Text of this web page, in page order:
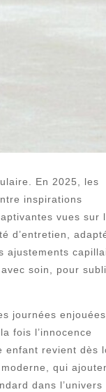
En 2025, les
inspirations
vues sur
d’entretien,
ajustements
soin, pour
journées enjouées
fois l’innocence
enfant revient dès
qui
dans l’univers